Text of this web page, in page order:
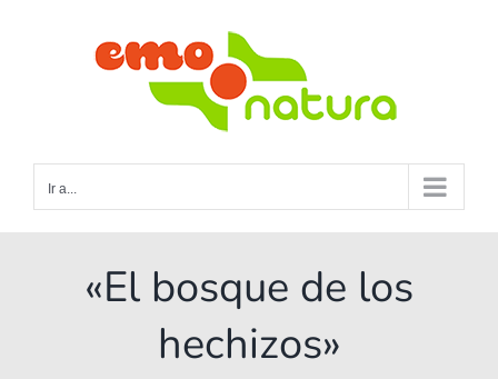
Ir a...
«El bosque de los
hechizos»